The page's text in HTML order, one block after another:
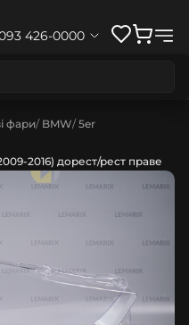
426-0000
фари BMW 5er
2016) дорест/рест праве